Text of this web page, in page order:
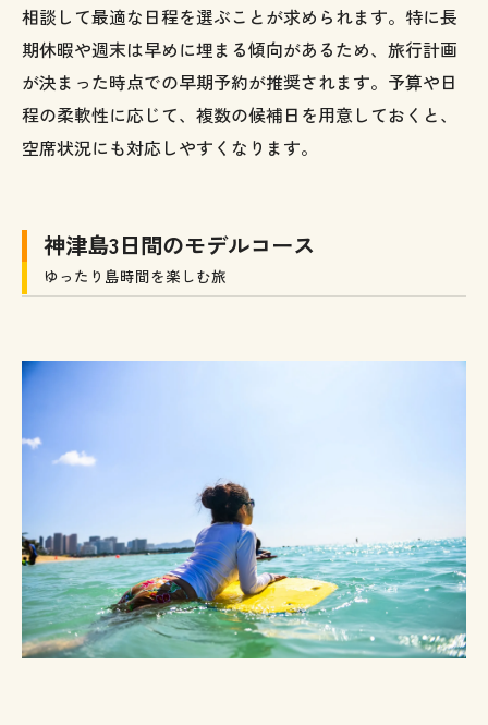
相談して最適な日程を選ぶことが求められます。特に長
期休暇や週末は早めに埋まる傾向があるため、旅行計画
が決まった時点での早期予約が推奨されます。予算や日
程の柔軟性に応じて、複数の候補日を用意しておくと、
空席状況にも対応しやすくなります。
神津島3日間のモデルコース
ゆったり島時間を楽しむ旅